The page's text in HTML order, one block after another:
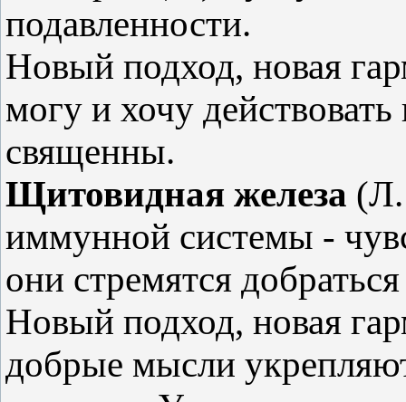
подавленности.
Новый подход, новая
могу и хочу
священны.
Щитовидная железа (Л.
иммунной системы -
они стремятся
Новый подход, новая
добрые мысли